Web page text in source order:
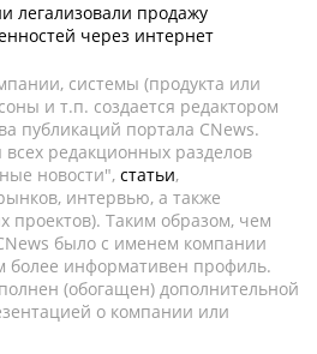
легализовали продажу
через интернет
системы (продукта или
и т.п. создается редактором
публикаций портала CNews.
редакционных разделов
новости", статьи,
интервью, а также
проектов). Таким образом, чем
было с именем компании
более информативен профиль.
(обогащен) дополнительной
о компании или